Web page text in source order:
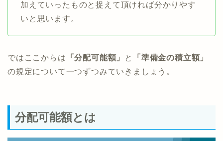
加えていったものと捉えて頂ければ分かりやす
いと思います。
ではここからは 「分配可能額」 と 「 準備金の積立額」
の規定について一つずつみていきましょう。
分配可能額とは